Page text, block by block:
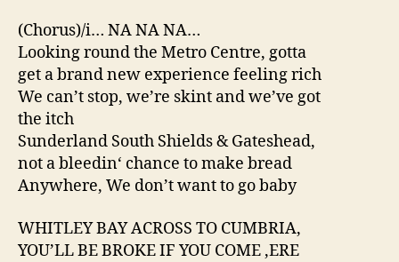
(Chorus)/i… NA NA NA…
Looking round the Metro Centre, gotta
get a brand new experience feeling rich
We can’t stop, we’re skint and we’ve got
the itch
Sunderland South Shields & Gateshead,
not a bleedin‘ chance to make bread
Anywhere, We don’t want to go baby
WHITLEY BAY ACROSS TO CUMBRIA,
YOU’LL BE BROKE IF YOU COME ‚ERE